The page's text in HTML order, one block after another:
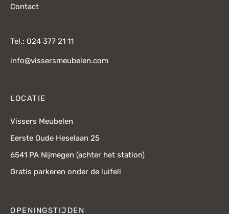
Contact
Tel.: 024 377 21 11
info@vissersmeubelen.com
LOCATIE
Vissers Meubelen
Eerste Oude Heselaan 25
6541 PA Nijmegen (achter het station)
Gratis parkeren onder de luifel!
OPENINGSTIJDEN